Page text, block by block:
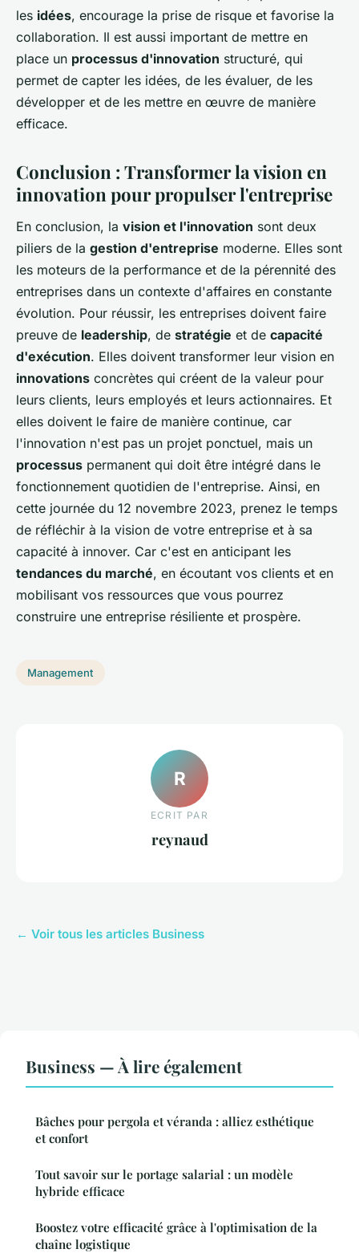
les idées, encourage la prise de risque et favorise la
collaboration. Il est aussi important de mettre en
place un processus d'innovation structuré, qui
permet de capter les idées, de les évaluer, de les
développer et de les mettre en œuvre de manière
efficace.
Conclusion : Transformer la vision en
innovation pour propulser l'entreprise
En conclusion, la vision et l'innovation sont deux
piliers de la gestion d'entreprise moderne. Elles sont
les moteurs de la performance et de la pérennité des
entreprises dans un contexte d'affaires en constante
évolution. Pour réussir, les entreprises doivent faire
preuve de leadership, de stratégie et de capacité
d'exécution. Elles doivent transformer leur vision en
innovations concrètes qui créent de la valeur pour
leurs clients, leurs employés et leurs actionnaires. Et
elles doivent le faire de manière continue, car
l'innovation n'est pas un projet ponctuel, mais un
processus permanent qui doit être intégré dans le
fonctionnement quotidien de l'entreprise. Ainsi, en
cette journée du 12 novembre 2023, prenez le temps
de réfléchir à la vision de votre entreprise et à sa
capacité à innover. Car c'est en anticipant les
tendances du marché, en écoutant vos clients et en
mobilisant vos ressources que vous pourrez
construire une entreprise résiliente et prospère.
Management
R
ECRIT PAR
reynaud
← Voir tous les articles Business
Business — À lire également
Bâches pour pergola et véranda : alliez esthétique
et confort
Tout savoir sur le portage salarial : un modèle
hybride efficace
Boostez votre efficacité grâce à l'optimisation de la
chaîne logistique